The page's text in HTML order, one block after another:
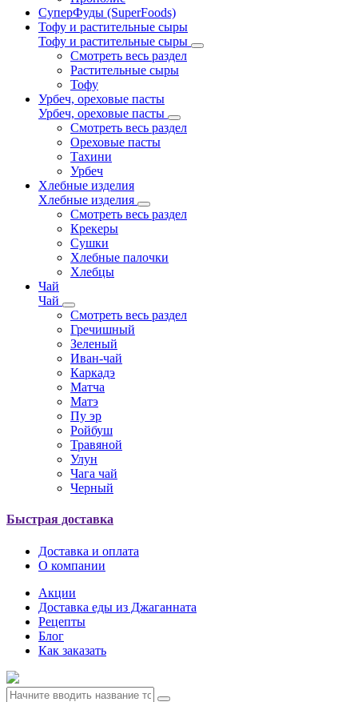
СуперФуды (SuperFoods)
Тофу и растительные сыры
Тофу и растительные сыры
Смотреть весь раздел
Растительные сыры
Тофу
Урбеч, ореховые пасты
Урбеч, ореховые пасты
Смотреть весь раздел
Ореховые пасты
Тахини
Урбеч
Хлебные изделия
Хлебные изделия
Смотреть весь раздел
Крекеры
Сушки
Хлебные палочки
Хлебцы
Чай
Чай
Смотреть весь раздел
Гречишный
Зеленый
Иван-чай
Каркадэ
Матча
Матэ
Пу эр
Ройбуш
Травяной
Улун
Чага чай
Черный
Быстрая доставка
Доставка и оплата
О компании
Акции
Доставка еды из Джаганната
Рецепты
Блог
Как заказать